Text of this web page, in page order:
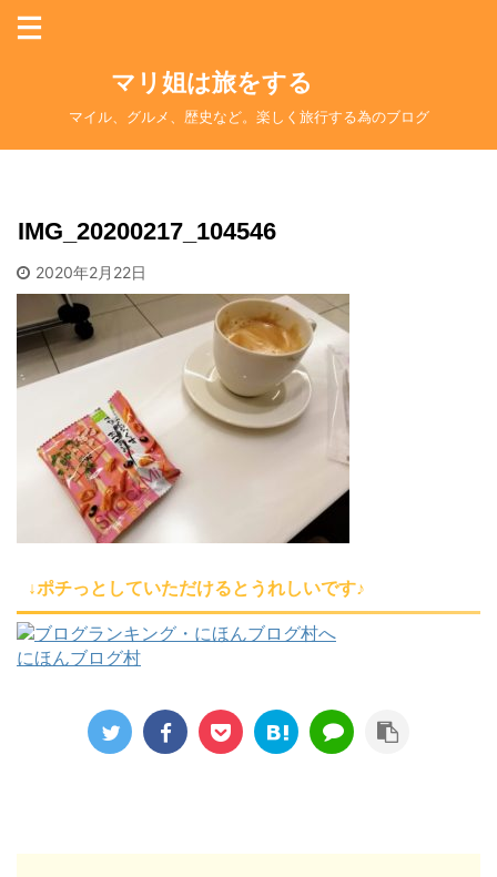
マリ姐は旅をする
マイル、グルメ、歴史など。楽しく旅行する為のブログ
IMG_20200217_104546
2020年2月22日
↓ポチっとしていただけるとうれしいです♪
にほんブログ村